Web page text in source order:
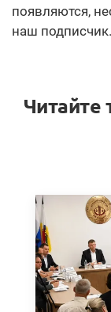
появляются,
наш подписчик.
Читайте